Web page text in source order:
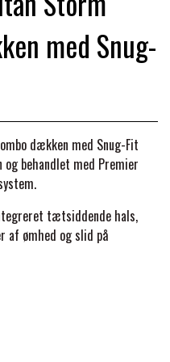
VOKSNE
TILBEHØR
& DÆKKEN
& RIDEDÆKKEN
& INFRARØD
& TRÆKTOV
& TILBEHØR
MARTIN
med Snug-
dækken med Snug-Fit
behandlet med Premier
tætsiddende hals,
ømhed og slid på